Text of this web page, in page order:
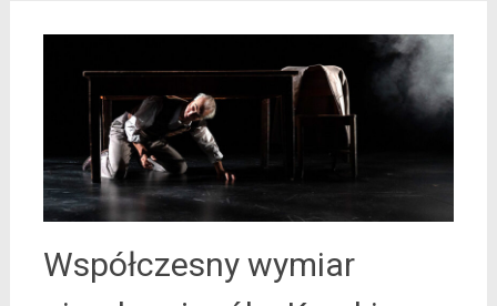
Współczesny wymiar